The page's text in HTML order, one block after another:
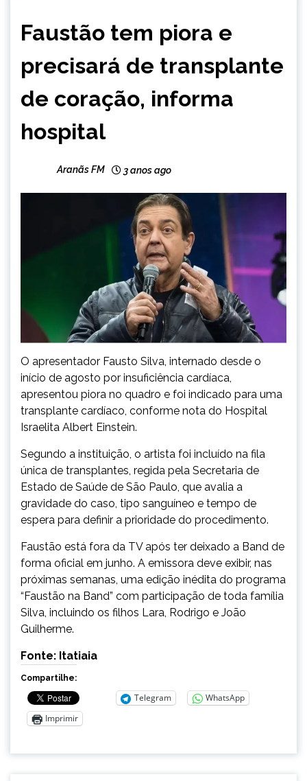
Faustão tem piora e
precisará de transplante
de coração, informa
hospital
Aranãs FM 3 anos ago
O apresentador Fausto Silva, internado desde o
início de agosto por insuficiência cardíaca,
apresentou piora no quadro e foi indicado para uma
transplante cardíaco, conforme nota do Hospital
Israelita Albert Einstein.
Segundo a instituição, o artista foi incluído na fila
única de transplantes, regida pela Secretaria de
Estado de Saúde de São Paulo, que avalia a
gravidade do caso, tipo sanguíneo e tempo de
espera para definir a prioridade do procedimento.
Faustão está fora da TV após ter deixado a Band de
forma oficial em junho. A emissora deve exibir, nas
próximas semanas, uma edição inédita do programa
“Faustão na Band” com participação de toda família
Silva, incluindo os filhos Lara, Rodrigo e João
Guilherme.
Fonte: Itatiaia
Compartilhe:
Telegram
WhatsApp
Imprimir